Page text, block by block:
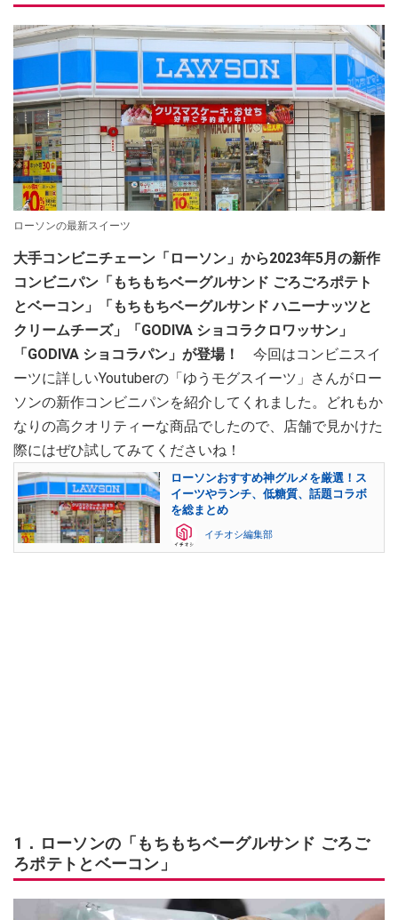
ローソンの最新スイーツ
大手コンビニチェーン「ローソン」から2023年5月の新作
コンビニパン「もちもちベーグルサンド ごろごろポテト
とベーコン」「もちもちベーグルサンド ハニーナッツと
クリームチーズ」「GODIVA ショコラクロワッサン」
「GODIVA ショコラパン」が登場！ 今回はコンビニスイ
ーツに詳しいYoutuberの「ゆうモグスイーツ」さんがロー
ソンの新作コンビニパンを紹介してくれました。どれもか
なりの高クオリティーな商品でしたので、店舗で見かけた
際にはぜひ試してみてくださいね！
ローソンおすすめ神グルメを厳選！ス
イーツやランチ、低糖質、話題コラボ
を総まとめ
イチオシ編集部
1．ローソンの「もちもちベーグルサンド ごろご
ろポテトとベーコン」